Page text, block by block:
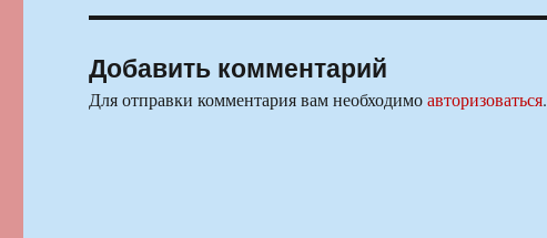
Добавить комментарий
Для отправки комментария вам необходимоавторизоваться.